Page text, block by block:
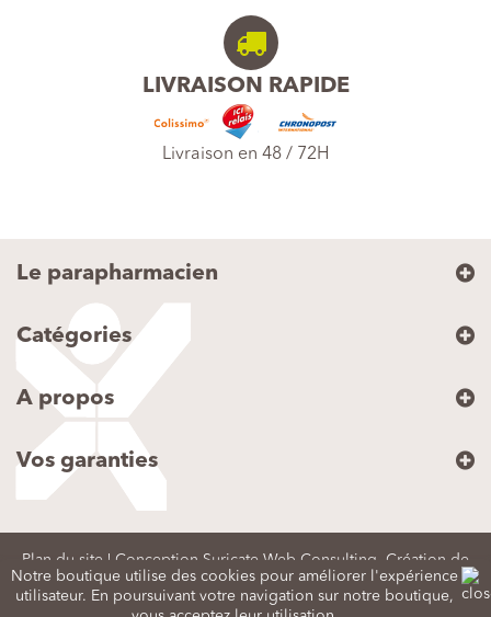
Notre boutique utilise des cookies pour améliorer l'expérience
utilisateur. En poursuivant votre navigation sur notre boutique,
LIVRAISON RAPIDE
Livraison en 48 / 72H
Le parapharmacien
Catégories
A propos
Vos garanties
Plan du site | Conception Suricate Web Consulting, Création de